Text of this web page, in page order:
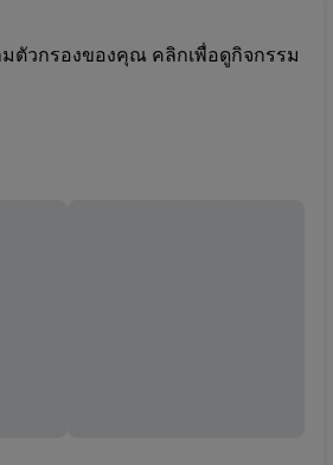
ตัวกรองของคุณ คลิกเพื่อดูกิจกรรม